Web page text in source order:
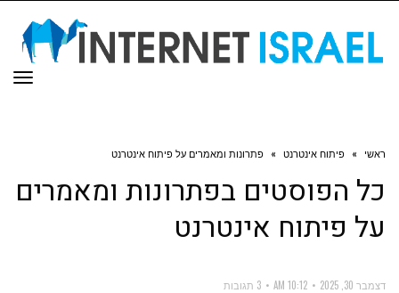
ראשי » פיתוח אינטרנט » פתרונות ומאמרים על פיתוח אינטרנט
כל הפוסטים בפתרונות ומאמרים
על פיתוח אינטרנט
דצמבר 30, 2025 10:12 AM 3 תגובות